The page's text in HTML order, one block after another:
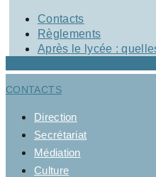
Contacts
Règlements
Après le lycée :
CONTACTS
Direction
Secrétariat
Médiation
Culture